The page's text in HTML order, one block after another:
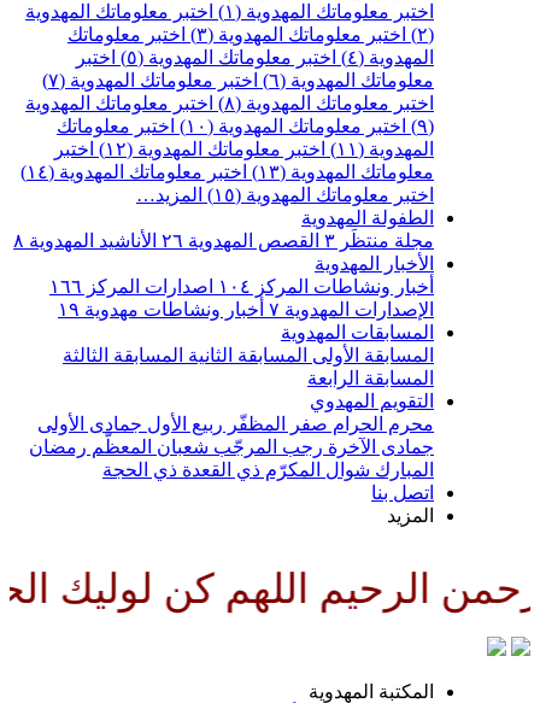
اختبر معلوماتك المهدوية (١)
اختبر معلوماتك المهدوية
(٢)
اختبر معلوماتك المهدوية (٣)
اختبر معلوماتك
المهدوية (٤)
اختبر معلوماتك المهدوية (٥)
اختبر
معلوماتك المهدوية (٦)
اختبر معلوماتك المهدوية (٧)
اختبر معلوماتك المهدوية (٨)
اختبر معلوماتك المهدوية
(٩)
اختبر معلوماتك المهدوية (١٠)
اختبر معلوماتك
المهدوية (١١)
اختبر معلوماتك المهدوية (١٢)
اختبر
معلوماتك المهدوية (١٣)
اختبر معلوماتك المهدوية (١٤)
اختبر معلوماتك المهدوية (١٥)
المزيد…
الطفولة المهدوية
مجلة منتظَر ٣ القصص المهدوية ٢٦ الأناشيد المهدوية ٨
الأخبار المهدوية
أخبار ونشاطات المركز ١٠٤ اصدارات المركز ١٦٦
الإصدارات المهدوية ٧ أخبار ونشاطات مهدوية ١٩
المسابقات المهدوية
المسابقة الأولى المسابقة الثانية المسابقة الثالثة
المسابقة الرابعة
التقويم المهدوي
محرم الحرام صفر المظفّر ربيع الأول جمادى الأولى
جمادى الآخرة رجب المرجّب شعبان المعظّم رمضان
المبارك شوال المكرّم ذي القعدة ذي الحجة
اتصل بنا
المزيد
الرحيم اللهم كن لوليك
المكتبة المهدوية